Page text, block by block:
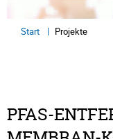
Start Projekte
​​PFAS-